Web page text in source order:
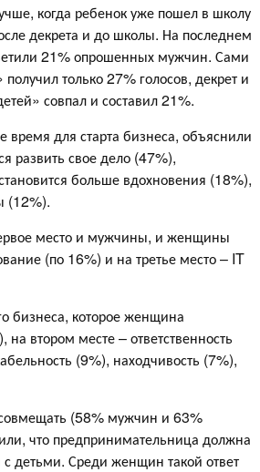
когда ребенок уже пошел в школу
декрета и до школы. На последнем
21% опрошенных мужчин. Сами
только 27% голосов, декрет и
совпал и составил 21%.
время для старта бизнеса, объяснили
развить свое дело (47%),
больше вдохновения (18%),
(12%).
место и мужчины, и женщины
(по 16%) и на третье место – IT
бизнеса, которое женщина
втором месте – ответственность
(9%), находчивость (7%),
(58% мужчин и 63%
что предпринимательница должна
детьми. Среди женщин такой ответ